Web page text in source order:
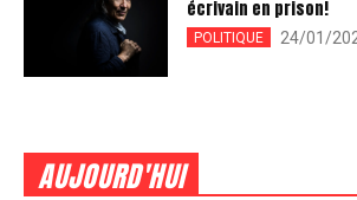
écrivain en prison!
POLITIQUE 24/01/
AUJOURD'HUI